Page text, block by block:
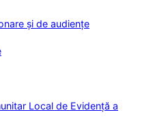
și de audiențe
Local de Evidență a